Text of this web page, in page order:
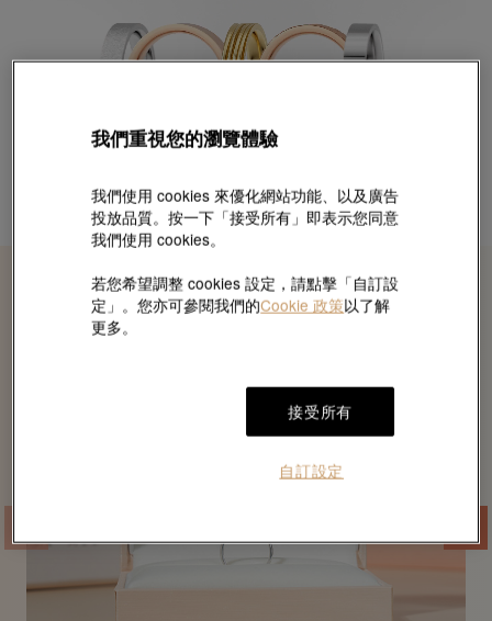
戒指專屬訂製特色｜
PROMESSA讓承諾更有溫度
我們重視您的瀏覽體驗
我們使用 cookies 來優化網站功能、以及廣告
投放品質。按一下「接受所有」即表示您同意
我們使用 cookies。
若您希望調整 cookies 設定，請點擊「自訂設
定」。您亦可參閱我們的Cookie 政策以了解
更多。
接受所有
自訂設定